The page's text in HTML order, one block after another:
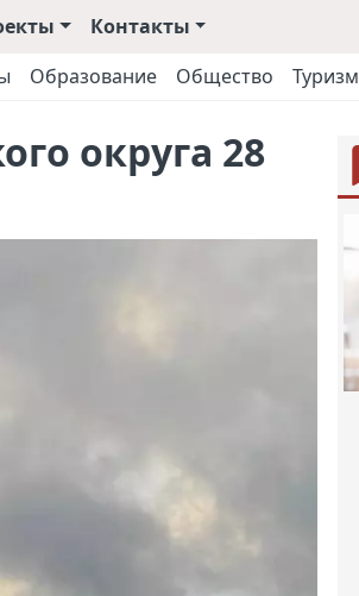
Контакты
Образование Общество Туризм
округа 28